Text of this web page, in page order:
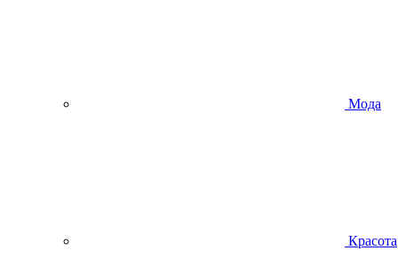
Мода
Красота